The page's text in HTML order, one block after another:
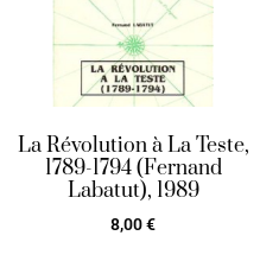
La Révolution à La Teste,
1789-1794 (Fernand
Labatut), 1989
8,00€